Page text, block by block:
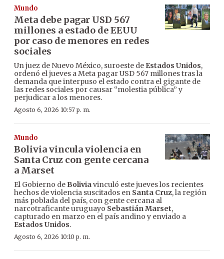
Mundo
Meta debe pagar USD 567
millones a estado de EEUU
por caso de menores en redes
sociales
Un juez de Nuevo México, suroeste de Estados Unidos,
ordenó el jueves a Meta pagar USD 567 millones tras la
demanda que interpuso el estado contra el gigante de
las redes sociales por causar “molestia pública” y
perjudicar a los menores.
Agosto 6, 2026 10:57 p. m.
Mundo
Bolivia vincula violencia en
Santa Cruz con gente cercana
a Marset
El Gobierno de Boliviavinculó este jueves los recientes
hechos de violencia suscitados en Santa Cruz, la región
más poblada del país, con gente cercana al
narcotraficante uruguayo Sebastián Marset,
capturado en marzo en el país andino y enviado a
Estados Unidos.
Agosto 6, 2026 10:10 p. m.